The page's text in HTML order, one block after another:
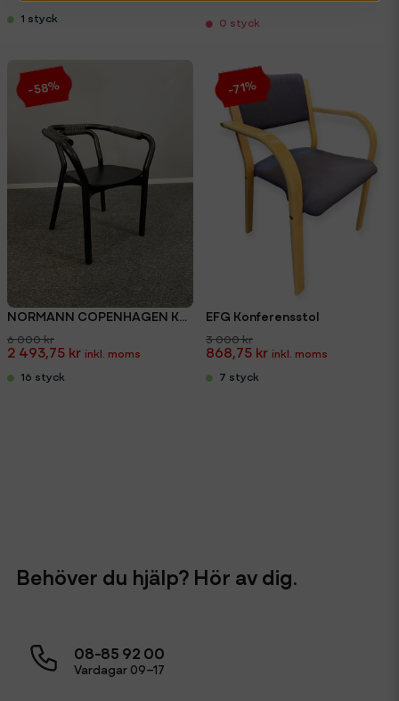
1 styck 0 styck
NORMANN COPENHAGEN Knot
6 000 kr
2 493,75 kr
16 styck
-58%
EFG Konferensstol
3 000 kr
868,75 kr
7 styck
-71%
Behöver du hjälp? Hör av dig.
08-85 92 00
Vardagar 09–17